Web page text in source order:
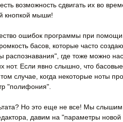
возможность сдвигать их во
кнопкой мыши!
ошибок программы при помощи
басов, которые часто
распознавания", где тоже можно
нот. Если явно слышно, что
случае, когда некоторые ноты
"полифония".
Но это еще не все! Мы слышим
давим на "параметры